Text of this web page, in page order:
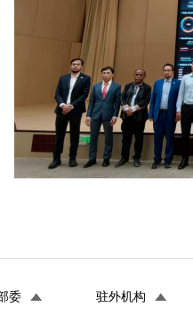
委 驻外机构